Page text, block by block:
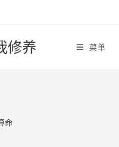
修养 菜单
命